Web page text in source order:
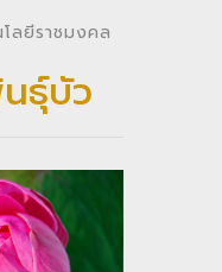
ลยีราชมงคล
ธุ์บัว